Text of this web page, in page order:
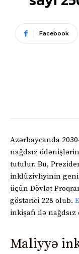
Facebook
Azərbaycanda
nağdsız
tutulur. Bu,
inklüzivliyinin
üçün Dövlət
göstərici 228 olub.
inkişafı ilə
Maliyyə